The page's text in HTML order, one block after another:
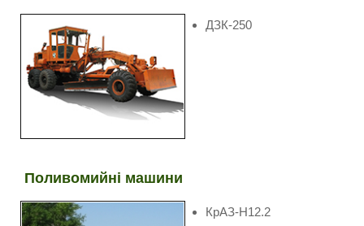
ДЗК-250
Поливомийні машини
КрАЗ-Н12.2